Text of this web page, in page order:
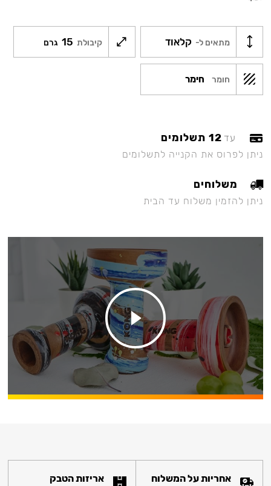
מתאים ל- קלאוד קיבולת 15 גרם
חומר חימר
עד 12 תשלומים
ניתן לפרוס את הקנייה לתשלומים
משלוחים
ניתן להזמין משלוח עד הבית
אחריות על המשלוח אריזות הטבק